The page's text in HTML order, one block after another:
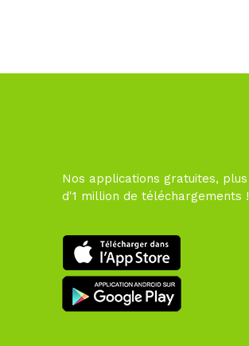
Nos applications gratuites, plus
d'1 million de téléchargements !